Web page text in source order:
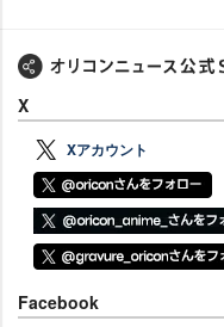
X
Xアカウント
Facebook